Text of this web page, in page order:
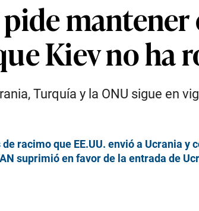
Kiev no ha
Turquía y la ONU sigue en
racimo que EE.UU. envió a Ucrania y
suprimió en favor de la entrada de